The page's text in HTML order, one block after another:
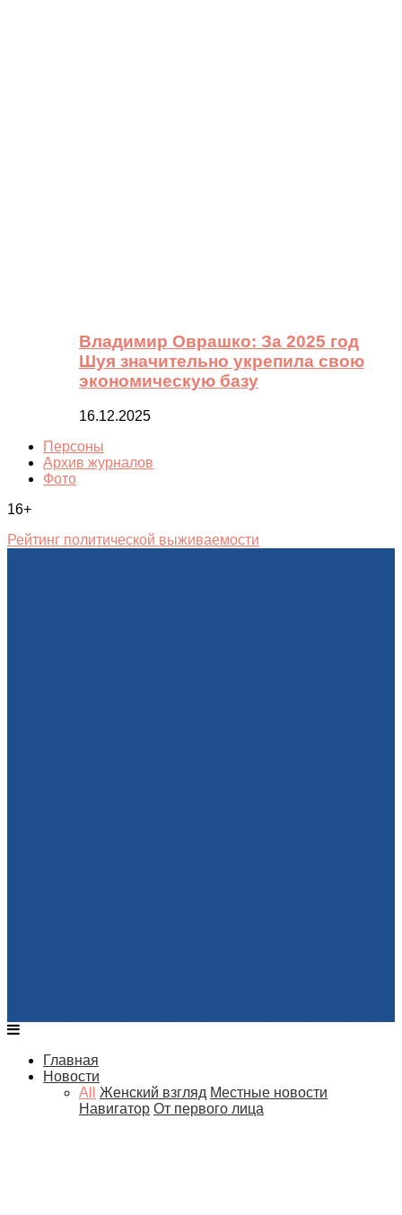
Владимир Оврашко: За 2025 год
Шуя значительно укрепила свою
экономическую базу
16.12.2025
Персоны
Архив журналов
Фото
16+
Рейтинг политической выживаемости
Главная
Новости
All
Женский взгляд Местные новости
Навигатор От первого лица